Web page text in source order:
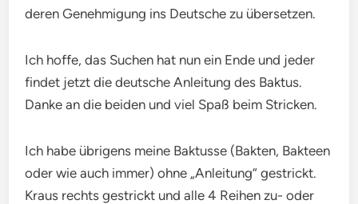
deren Genehmigung ins Deutsche zu übersetzen.
Ich hoffe, das Suchen hat nun ein Ende und jeder
findet jetzt die deutsche Anleitung des Baktus.
Danke an die beiden und viel Spaß beim Stricken.
Ich habe übrigens meine Baktusse (Bakten, Bakteen
oder wie auch immer) ohne „Anleitung“ gestrickt.
Kraus rechts gestrickt und alle 4 Reihen zu- oder